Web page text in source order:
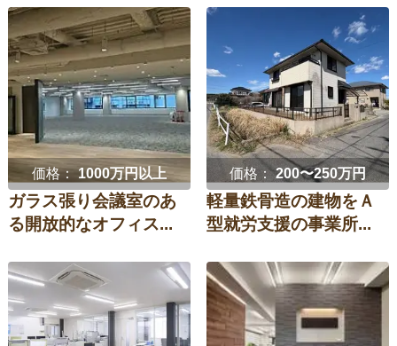
価格：1000万円以上
ガラス張り会議室のあ
る開放的なオフィス...
価格：200〜250万円
軽量鉄骨造の建物をＡ
型就労支援の事業所...